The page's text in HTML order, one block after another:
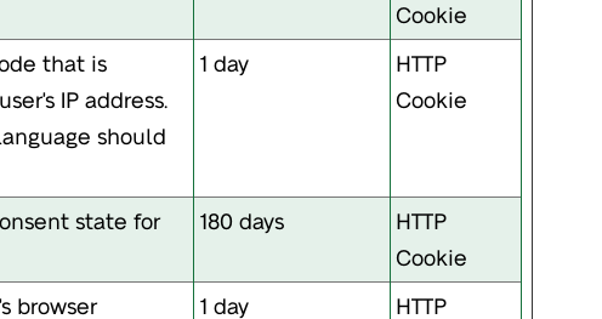
Cookie
that is
IP address.
should
1 day
HTTP
Cookie
state for
180 days
HTTP
Cookie
browser
1 day
HTTP